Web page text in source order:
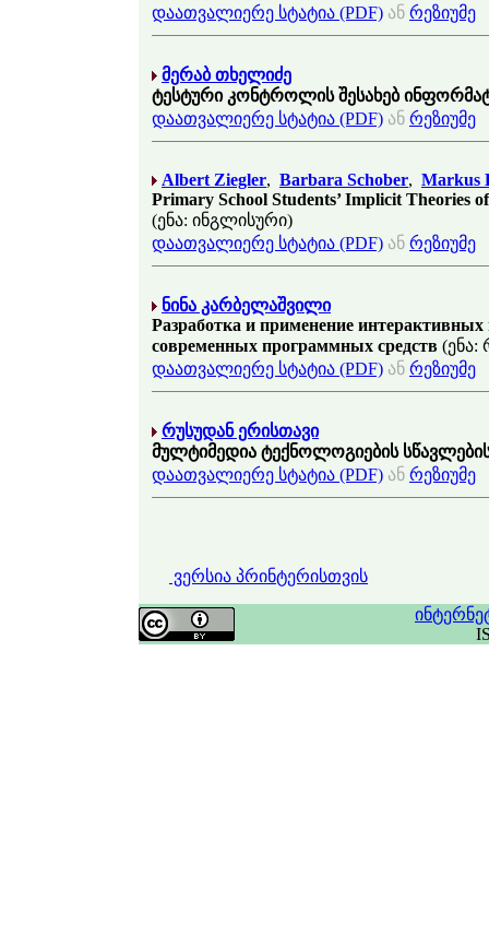
დაათვალიერე სტატია (PDF) ან რეზიუმე
მერაბ თხელიძე
ტესტური კონტროლის შესახებ
დაათვალიერე სტატია (PDF) ან რეზიუმე
Albert Ziegler, Barbara Schober, Markus
Primary School Students’ Implicit Theories
(ენა: ინგლისური)
დაათვალიერე სტატია (PDF) ან რეზიუმე
ნინა კარბელაშვილი
Разработка и применение
современных программных средств (ენა:
დაათვალიერე სტატია (PDF) ან რეზიუმე
რუსუდან ერისთავი
მულტიმედია ტექნოლოგიების
დაათვალიერე სტატია (PDF) ან რეზიუმე
ვერსია პრინტერისთვის